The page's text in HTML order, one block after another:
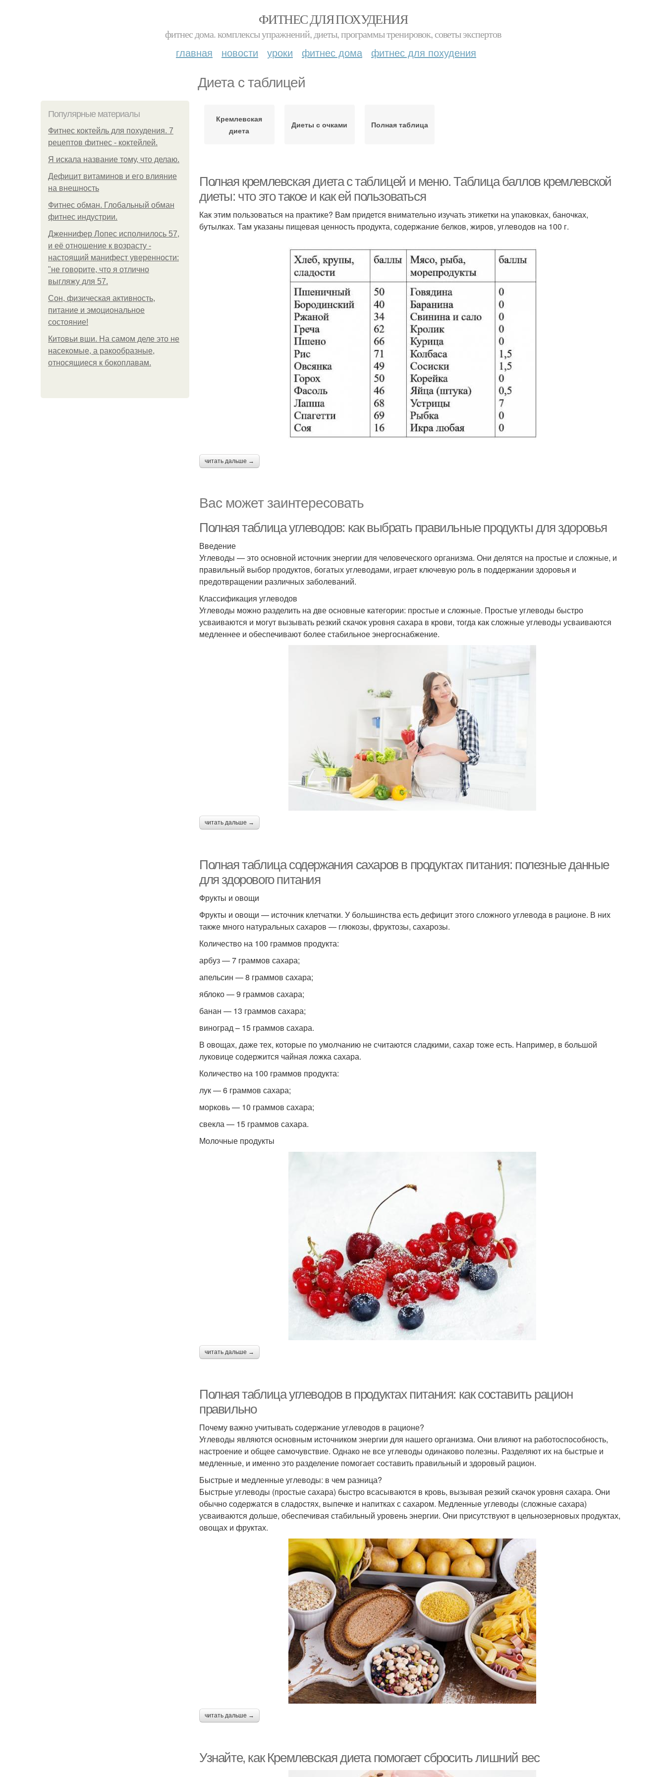
ФИТНЕС ДЛЯ ПОХУДЕНИЯ
фитнес дома. комплексы упражнений, диеты, программы тренировок, советы экспертов
главная новости уроки фитнес дома фитнес для похудения
Диета с таблицей
Популярные материалы
Фитнес коктейль для похудения. 7
рецептов фитнес - коктейлей.
Я искала название тому, что делаю.
Дефицит витаминов и его влияние
на внешность
Фитнес обман. Глобальный обман
фитнес индустрии.
Дженнифер Лопес исполнилось 57,
и её отношение к возрасту -
настоящий манифест уверенности:
"не говорите, что я отлично
выгляжу для 57.
Сон, физическая активность,
питание и эмоциональное
состояние!
Китовьи вши. На самом деле это не
насекомые, а ракообразные,
относящиеся к бокоплавам.
Кремлевская
диета
Диеты с очками Полная таблица
Полная кремлевская диета с таблицей и меню. Таблица баллов кремлевской
диеты: что это такое и как ей пользоваться
Как этим пользоваться на практике? Вам придется внимательно изучать этикетки на упаковках, баночках,
бутылках. Там указаны пищевая ценность продукта, содержание белков, жиров, углеводов на 100 г.
читать дальше →
Вас может заинтересовать
Полная таблица углеводов: как выбрать правильные продукты для здоровья
Введение
Углеводы — это основной источник энергии для человеческого организма. Они делятся на простые и сложные, и
правильный выбор продуктов, богатых углеводами, играет ключевую роль в поддержании здоровья и
предотвращении различных заболеваний.
Классификация углеводов
Углеводы можно разделить на две основные категории: простые и сложные. Простые углеводы быстро
усваиваются и могут вызывать резкий скачок уровня сахара в крови, тогда как сложные углеводы усваиваются
медленнее и обеспечивают более стабильное энергоснабжение.
читать дальше →
Полная таблица содержания сахаров в продуктах питания: полезные данные
для здорового питания
Фрукты и овощи
Фрукты и овощи — источник клетчатки. У большинства есть дефицит этого сложного углевода в рационе. В них
также много натуральных сахаров — глюкозы, фруктозы, сахарозы.
Количество на 100 граммов продукта:
арбуз — 7 граммов сахара;
апельсин — 8 граммов сахара;
яблоко — 9 граммов сахара;
банан — 13 граммов сахара;
виноград – 15 граммов сахара.
В овощах, даже тех, которые по умолчанию не считаются сладкими, сахар тоже есть. Например, в большой
луковице содержится чайная ложка сахара.
Количество на 100 граммов продукта:
лук — 6 граммов сахара;
морковь — 10 граммов сахара;
свекла — 15 граммов сахара.
Молочные продукты
читать дальше →
Полная таблица углеводов в продуктах питания: как составить рацион
правильно
Почему важно учитывать содержание углеводов в рационе?
Углеводы являются основным источником энергии для нашего организма. Они влияют на работоспособность,
настроение и общее самочувствие. Однако не все углеводы одинаково полезны. Разделяют их на быстрые и
медленные, и именно это разделение помогает составить правильный и здоровый рацион.
Быстрые и медленные углеводы: в чем разница?
Быстрые углеводы (простые сахара) быстро всасываются в кровь, вызывая резкий скачок уровня сахара. Они
обычно содержатся в сладостях, выпечке и напитках с сахаром. Медленные углеводы (сложные сахара)
усваиваются дольше, обеспечивая стабильный уровень энергии. Они присутствуют в цельнозерновых продуктах,
овощах и фруктах.
читать дальше →
Узнайте, как Кремлевская диета помогает сбросить лишний вес